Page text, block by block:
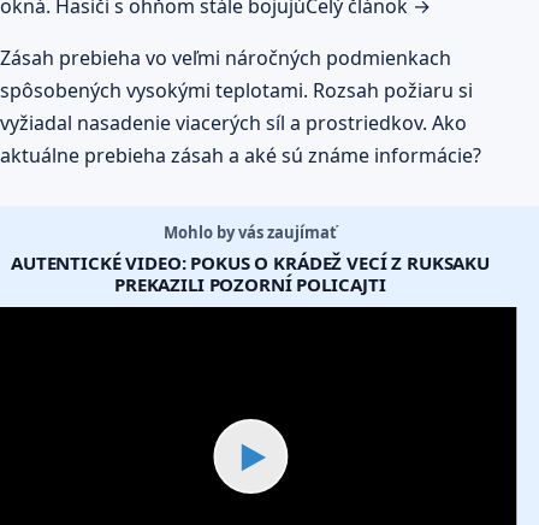
okná. Hasiči s ohňom stále bojujúCelý článok →
Zásah prebieha vo veľmi náročných podmienkach
spôsobených vysokými teplotami. Rozsah požiaru si
vyžiadal nasadenie viacerých síl a prostriedkov. Ako
aktuálne prebieha zásah a aké sú známe informácie?
Mohlo by vás zaujímať
AUTENTICKÉ VIDEO: POKUS O KRÁDEŽ VECÍ Z RUKSAKU
PREKAZILI POZORNÍ POLICAJTI
▶